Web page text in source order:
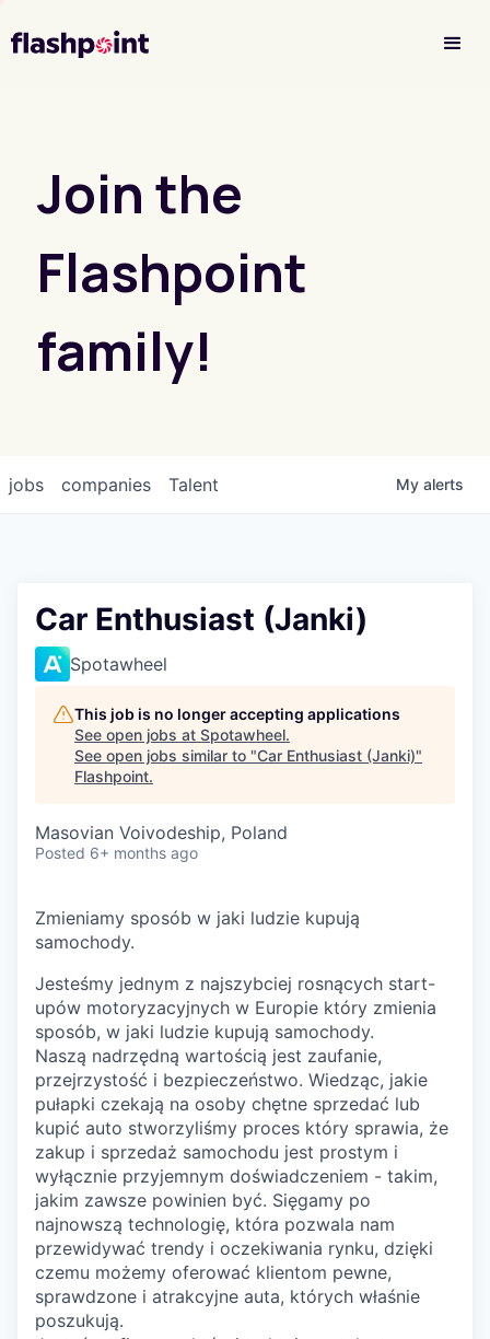
Join the
Flashpoint
family!
jobs companies Talent My alerts
Car Enthusiast (Janki)
Spotawheel
This job is no longer accepting applications
See open jobs at Spotawheel.
See open jobs similar to "Car Enthusiast (Janki)"
Flashpoint.
Masovian Voivodeship, Poland
Posted 6+ months ago
Zmieniamy sposób w jaki ludzie kupują
samochody.
Jesteśmy jednym z najszybciej rosnących start-
upów motoryzacyjnych w Europie który zmienia
sposób, w jaki ludzie kupują samochody.
Naszą nadrzędną wartością jest zaufanie,
przejrzystość i bezpieczeństwo. Wiedząc, jakie
pułapki czekają na osoby chętne sprzedać lub
kupić auto stworzyliśmy proces który sprawia, że
zakup i sprzedaż samochodu jest prostym i
wyłącznie przyjemnym doświadczeniem - takim,
jakim zawsze powinien być. Sięgamy po
najnowszą technologię, która pozwala nam
przewidywać trendy i oczekiwania rynku, dzięki
czemu możemy oferować klientom pewne,
sprawdzone i atrakcyjne auta, których właśnie
poszukują.